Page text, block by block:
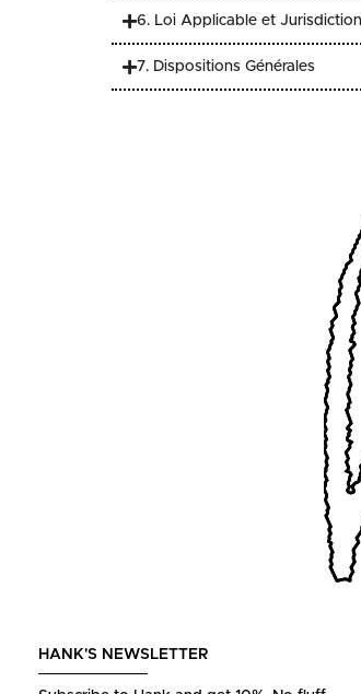
6. Loi Applicable et
7. Dispositions Générales
HANK'S NEWSLETTER